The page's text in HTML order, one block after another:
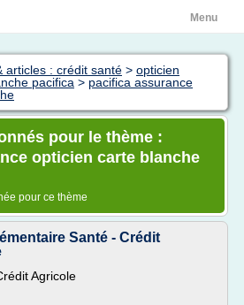
Menu
articles : crédit santé > opticien
pacifica > pacifica assurance
pour le thème :
opticien carte blanche
pour ce thème
Santé - Crédit
Agricole